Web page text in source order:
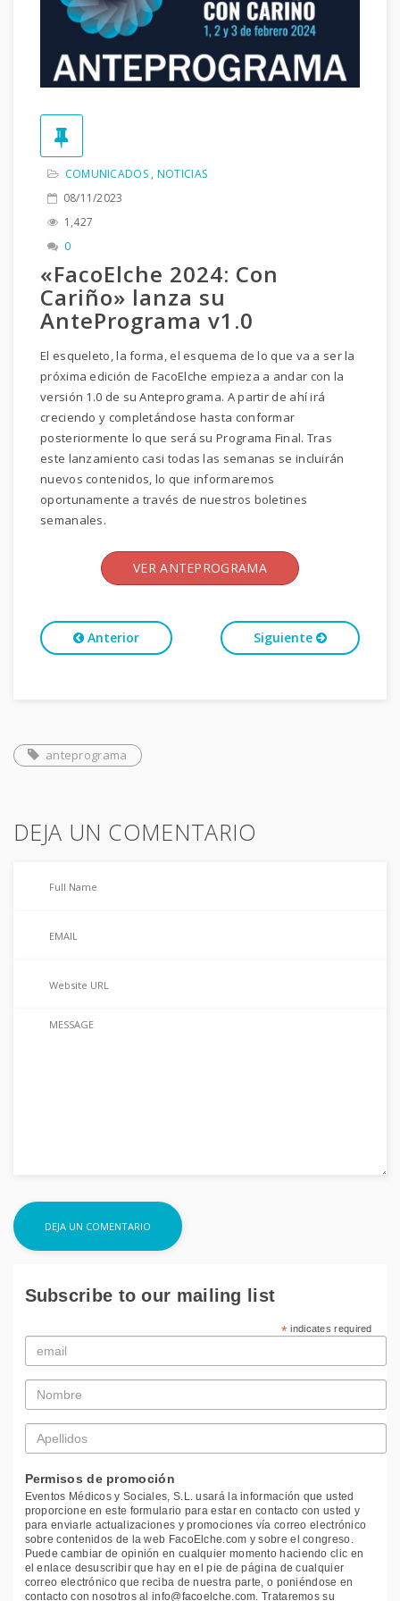
COMUNICADOS, NOTICIAS
08/11/2023
1,427
0
«FacoElche 2024: Con
Cariño» lanza su
AntePrograma v1.0
El esqueleto, la forma, el esquema de lo que va a ser la
próxima edición de FacoElche empieza a andar con la
versión 1.0 de su Anteprograma. A partir de ahí irá
creciendo y completándose hasta conformar
posteriormente lo que será su Programa Final. Tras
este lanzamiento casi todas las semanas se incluirán
nuevos contenidos, lo que informaremos
oportunamente a través de nuestros boletines
semanales.
VER ANTEPROGRAMA
Anterior Siguiente
anteprograma
DEJA UN COMENTARIO
Subscribe to our mailing list
* indicates required
Email
*
Nombre
*
Apellidos
*
Permisos de promoción
Eventos Médicos y Sociales, S.L. usará la información que usted
proporcione en este formulario para estar en contacto con usted y
para enviarle actualizaciones y promociones vía correo electrónico
sobre contenidos de la web FacoElche.com y sobre el congreso.
Puede cambiar de opinión en cualquier momento haciendo clic en
el enlace desuscribir que hay en el pie de página de cualquier
correo electrónico que reciba de nuestra parte, o poniéndose en
contacto con nosotros al info@facoelche.com. Trataremos su